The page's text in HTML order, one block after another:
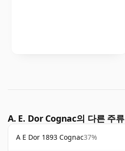
A. E. Dor Cognac의 다른 주류
A E Dor 1893 Cognac37%